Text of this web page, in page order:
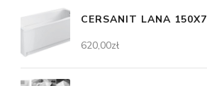
CERSANIT LANA
620,00zł